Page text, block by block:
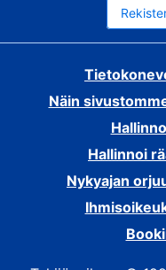
Näin
Hallinnoi
Nykyajan